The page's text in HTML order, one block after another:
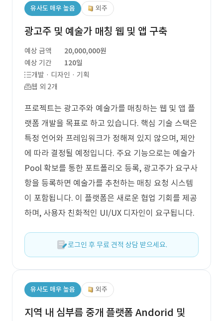
유사도 매우 높음 외주
광고주 및 예술가 매칭 웹 및 앱 구축
예상 금액
20,000,000원
예상 기간
120일
개발 · 디자인 · 기획
웹 외 2개
프로젝트는 광고주와 예술가를 매칭하는 웹 및 앱 플
랫폼 개발을 목표로 하고 있습니다. 핵심 기술 스택은
특정 언어와 프레임워크가 정해져 있지 않으며, 제안
에 따라 결정될 예정입니다. 주요 기능으로는 예술가
Pool 확보를 통한 포트폴리오 등록, 광고주가 요구사
항을 등록하면 예술가를 추천하는 매칭 요청 시스템
이 포함됩니다. 이 플랫폼은 새로운 협업 기회를 제공
하며, 사용자 친화적인 UI/UX 디자인이 요구됩니다.
로그인 후 무료 견적 상담 받으세요.
유사도 매우 높음 외주
지역 내 심부름 중개 플랫폼 Andorid 및